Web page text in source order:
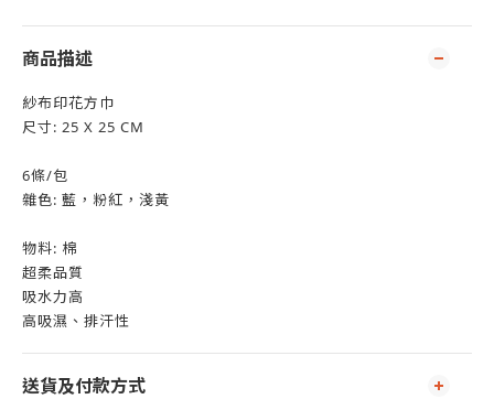
商品描述
紗布印花方巾
尺寸: 25 X 25 CM
6條/包
雜色: 藍，粉紅，淺黃
物料: 棉
超柔品質
吸水力高
高吸濕、排汗性
送貨及付款方式